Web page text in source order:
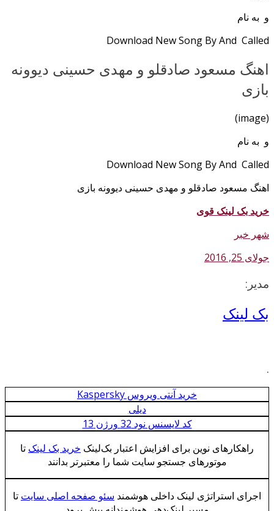
و به نام
Download New Song By And Called
اهنگ مسعود صادقلو و مهدی حسینی دیوونه
بازی
(image)
و به نام
Download New Song By And Called
اهنگ مسعود صادقلو و مهدی حسینی دیوونه بازی
خرید بک لینک قوی
شهر خبر
جولای 25, 2016
مدیر:
بک لینک
.
خرید آنتی ویروس Kaspersky
دیلی
کد لایسنس نود 32 ورژن 13
راهکارهای نوین برای ‌افزایش اعتبار بک‌لینک خرید بک لینک تا
موتورهای جستجو سایت شما را معتبرتر بدانند
اجرای استراتژی لینک داخلی هوشمند سئو صفحه اصلی سایت تا